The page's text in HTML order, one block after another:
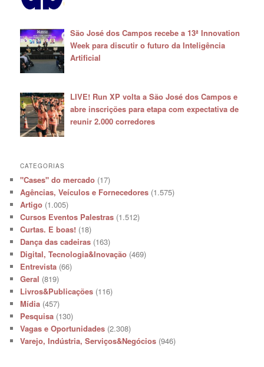
São José dos Campos recebe a 13ª Innovation
Week para discutir o futuro da Inteligência
Artificial
LIVE! Run XP volta a São José dos Campos e
abre inscrições para etapa com expectativa de
reunir 2.000 corredores
CATEGORIAS
"Cases" do mercado (17)
Agências, Veículos e Fornecedores (1.575)
Artigo (1.005)
Cursos Eventos Palestras (1.512)
Curtas. E boas! (18)
Dança das cadeiras (163)
Digital, Tecnologia&Inovação (469)
Entrevista (66)
Geral (819)
Livros&Publicações (116)
Mídia (457)
Pesquisa (130)
Vagas e Oportunidades (2.308)
Varejo, Indústria, Serviços&Negócios (946)